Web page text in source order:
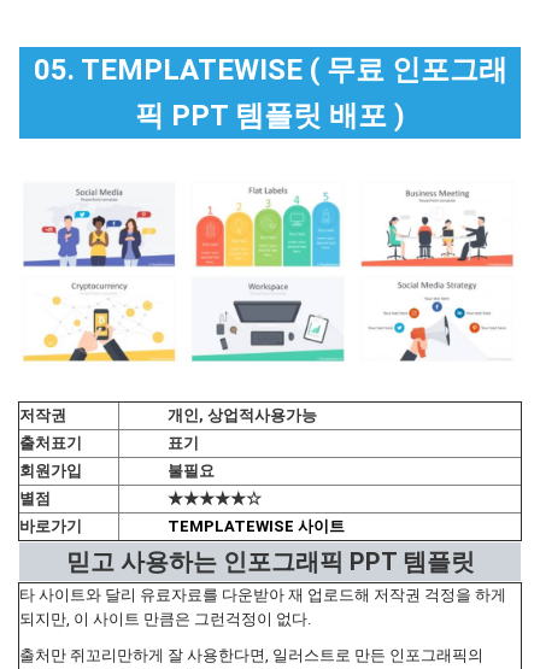
05. TEMPLATEWISE ( 무료 인포그래
픽 PPT 템플릿 배포 )
저작권
개인, 상업적사용가능
출처표기
표기
회원가입
불필요
별점
★★★★★☆
바로가기
TEMPLATEWISE 사이트
믿고 사용하는 인포그래픽 PPT 템플릿
타 사이트와 달리 유료자료를 다운받아 재 업로드해 저작권 걱정을 하게
되지만, 이 사이트 만큼은 그런걱정이 없다.
출처만 쥐꼬리만하게 잘 사용한다면, 일러스트로 만든 인포그래픽의